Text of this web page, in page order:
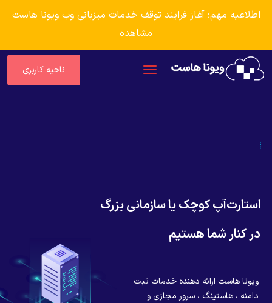
اطلاعیه مهم؛ آغاز فرایند توقف خدمات میزبانی وب ویونا هاست
مشاهده
ناحیه کاربری
استارت‌آپ کوچک یا سازمانی بزرگ
در کنار شما هستیم
ویونا هاست ارائه دهنده خدمات ثبت
دامنه ، هاستینگ ، سرور مجازی و